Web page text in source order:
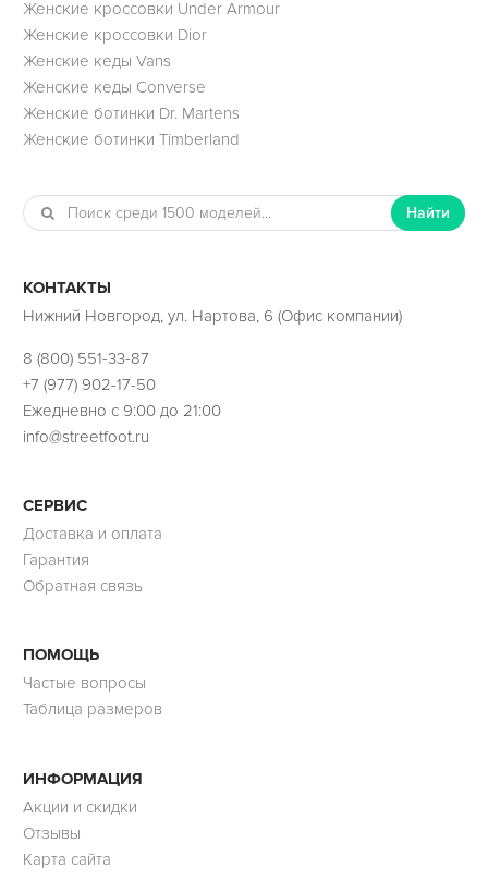
Женские кроссовки Under Armour
Женские кроссовки Dior
Женские кеды Vans
Женские кеды Converse
Женские ботинки Dr. Martens
Женские ботинки Timberland
Найти
КОНТАКТЫ
Нижний Новгород, ул. Нартова, 6 (Офис компании)
8 (800) 551-33-87
+7 (977) 902-17-50
Ежедневно с 9:00 до 21:00
info@streetfoot.ru
СЕРВИС
Доставка и оплата
Гарантия
Обратная связь
ПОМОЩЬ
Частые вопросы
Таблица размеров
ИНФОРМАЦИЯ
Акции и скидки
Отзывы
Карта сайта